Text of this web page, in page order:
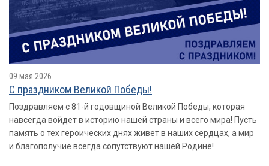
09 мая 2026
С праздником Великой Победы!
Поздравляем с 81-й годовщиной Великой Победы, которая
навсегда войдет в историю нашей страны и всего мира! Пусть
память о тех героических днях живет в наших сердцах, а мир
и благополучие всегда сопутствуют нашей Родине!